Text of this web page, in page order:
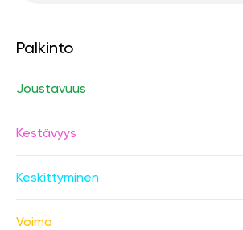
Palkinto
Joustavuus
Kestävyys
Keskittyminen
Voima